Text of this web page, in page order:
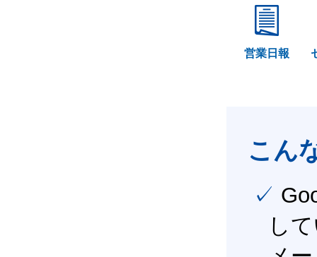
営業日報
こん
✓ Google Workspace（旧G Suite） を社内で導入
し